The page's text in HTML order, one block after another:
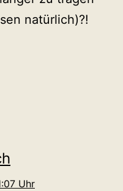
natürlich)?!
Uhr